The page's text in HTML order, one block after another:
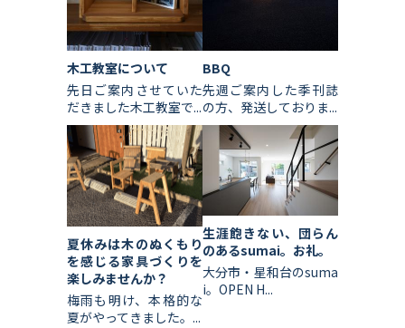
木工教室について
先日ご案内させていた
だきました木工教室で...
BBQ
先週ご案内した季刊誌
の方、発送しておりま...
夏休みは木のぬくもり
を感じる家具づくりを
楽しみませんか？
梅雨も明け、本格的な
夏がやってきました。...
生涯飽きない、団らん
のあるsumai。お礼。
大分市・星和台のsuma
i。OPEN H...